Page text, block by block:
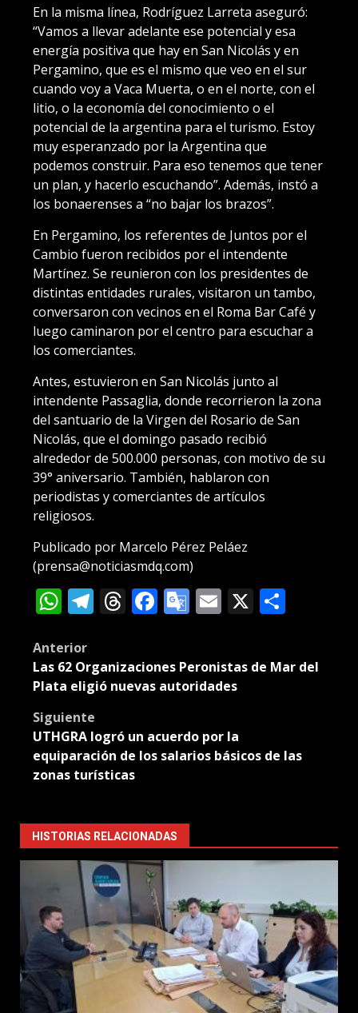
En la misma línea, Rodríguez Larreta aseguró:
“Vamos a llevar adelante ese potencial y esa
energía positiva que hay en San Nicolás y en
Pergamino, que es el mismo que veo en el sur
cuando voy a Vaca Muerta, o en el norte, con el
litio, o la economía del conocimiento o el
potencial de la argentina para el turismo. Estoy
muy esperanzado por la Argentina que
podemos construir. Para eso tenemos que tener
un plan, y hacerlo escuchando”. Además, instó a
los bonaerenses a “no bajar los brazos”.
En Pergamino, los referentes de Juntos por el
Cambio fueron recibidos por el intendente
Martínez. Se reunieron con los presidentes de
distintas entidades rurales, visitaron un tambo,
conversaron con vecinos en el Roma Bar Café y
luego caminaron por el centro para escuchar a
los comerciantes.
Antes, estuvieron en San Nicolás junto al
intendente Passaglia, donde recorrieron la zona
del santuario de la Virgen del Rosario de San
Nicolás, que el domingo pasado recibió
alrededor de 500.000 personas, con motivo de su
39° aniversario. También, hablaron con
periodistas y comerciantes de artículos
religiosos.
Publicado por Marcelo Pérez Peláez
(prensa@noticiasmdq.com)
WhatsApp
Telegram
Threads
Facebook
Google
Email
X
Post
navigation
Anterior
Las 62 Organizaciones Peronistas de Mar del
Plata eligió nuevas autoridades
Siguiente
UTHGRA logró un acuerdo por la
equiparación de los salarios básicos de las
zonas turísticas
HISTORIAS RELACIONADAS